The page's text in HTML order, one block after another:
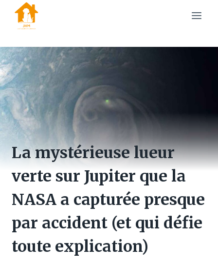
content
La mystérieuse lueur
verte sur Jupiter que la
NASA a capturée presque
par accident (et qui défie
toute explication)